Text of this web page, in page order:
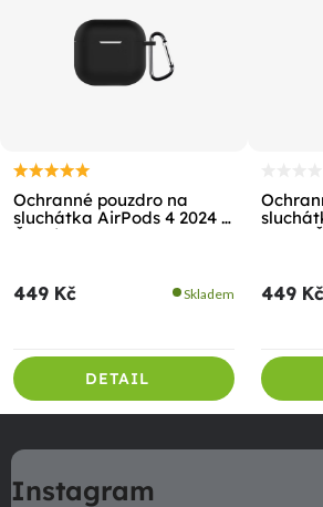
Ochranné pouzdro na
sluchátka AirPods 4 2024 -
Černé
449 Kč Skladem
DETAIL
2022 -
449 Kč
á
pInstagram